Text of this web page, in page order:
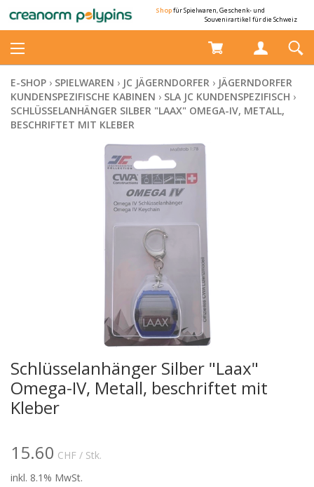
Shopfür Spielwaren, Geschenk- und
Souvenirartikel für die Schweiz
E-SHOP › SPIELWAREN › JC JÄGERNDORFER › JÄGERNDORFER
KUNDENSPEZIFISCHE KABINEN › SLA JC KUNDENSPEZIFISCH ›
SCHLÜSSELANHÄNGER SILBER "LAAX" OMEGA-IV, METALL,
BESCHRIFTET MIT KLEBER
Schlüsselanhänger Silber "Laax"
Omega-IV, Metall, beschriftet mit
Kleber
15.60 CHF / Stk.
inkl. 8.1% MwSt.